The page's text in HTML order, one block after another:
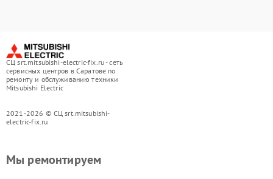
СЦ srt.mitsubishi-electric-fix.ru - сеть
сервисных центров в Саратове по
ремонту и обслуживанию техники
Mitsubishi Electric
2021-2026 © СЦ srt.mitsubishi-
electric-fix.ru
Мы ремонтируем